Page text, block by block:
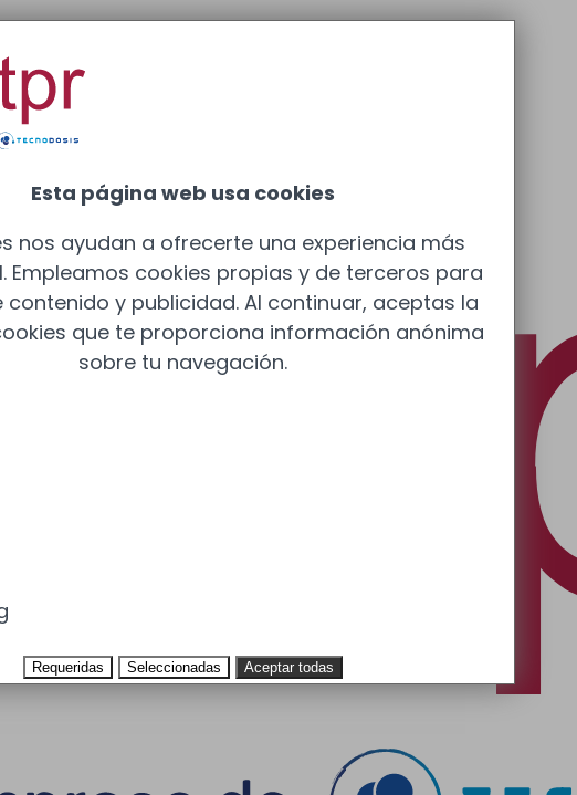
Esta página web usa cookies
nos ayudan a ofrecerte una experiencia más
Empleamos cookies propias y de terceros para
contenido y publicidad. Al continuar, aceptas la
que te proporciona información anónima
sobre tu navegación.
Requeridas Seleccionadas Aceptar todas